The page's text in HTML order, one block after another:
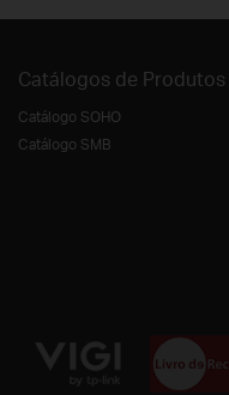
Catálogos de Produtos
Catálogo SOHO
Catálogo SMB